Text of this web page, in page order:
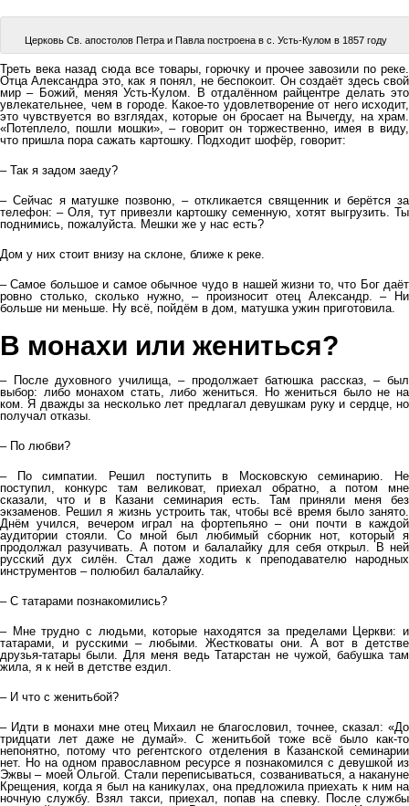
Церковь Св. апостолов Петра и Павла построена в с. Усть-Кулом в 1857 году
Треть века назад сюда все товары, горючку и прочее завозили по реке.
Отца Александра это, как я понял, не беспокоит. Он создаёт здесь свой
мир – Божий, меняя Усть-Кулом. В отдалённом райцентре делать это
увлекательнее, чем в городе. Какое-то удовлетворение от него исходит,
это чувствуется во взглядах, которые он бросает на Вычегду, на храм.
«Потеплело, пошли мошки», – говорит он торжественно, имея в виду,
что пришла пора сажать картошку. Подходит шофёр, говорит:
– Так я задом заеду?
– Сейчас я матушке позвоню, – откликается священник и берётся за
телефон: – Оля, тут привезли картошку семенную, хотят выгрузить. Ты
поднимись, пожалуйста. Мешки же у нас есть?
Дом у них стоит внизу на склоне, ближе к реке.
– Самое большое и самое обычное чудо в нашей жизни то, что Бог даёт
ровно столько, сколько нужно, – произносит отец Александр. – Ни
больше ни меньше. Ну всё, пойдём в дом, матушка ужин приготовила.
В монахи или жениться?
– После духовного училища, – продолжает батюшка рассказ, – был
выбор: либо монахом стать, либо жениться. Но жениться было не на
ком. Я дважды за несколько лет предлагал девушкам руку и сердце, но
получал отказы.
– По любви?
– По симпатии. Решил поступить в Московскую семинарию. Не
поступил, конкурс там великоват, приехал обратно, а потом мне
сказали, что и в Казани семинария есть. Там приняли меня без
экзаменов. Решил я жизнь устроить так, чтобы всё время было занято.
Днём учился, вечером играл на фортепьяно – они почти в каждой
аудитории стояли. Со мной был любимый сборник нот, который я
продолжал разучивать. А потом и балалайку для себя открыл. В ней
русский дух силён. Стал даже ходить к преподавателю народных
инструментов – полюбил балалайку.
– С татарами познакомились?
– Мне трудно с людьми, которые находятся за пределами Церкви: и
татарами, и русскими – любыми. Жестковаты они. А вот в детстве
друзья-татары были. Для меня ведь Татарстан не чужой, бабушка там
жила, я к ней в детстве ездил.
– И что с женитьбой?
– Идти в монахи мне отец Михаил не благословил, точнее, сказал: «До
тридцати лет даже не думай». С женитьбой тоже всё было как-то
непонятно, потому что регентского отделения в Казанской семинарии
нет. Но на одном православном ресурсе я познакомился с девушкой из
Эжвы – моей Ольгой. Стали переписываться, созваниваться, а накануне
Крещения, когда я был на каникулах, она предложила приехать к ним на
ночную службу. Взял такси, приехал, попав на спевку. После службы